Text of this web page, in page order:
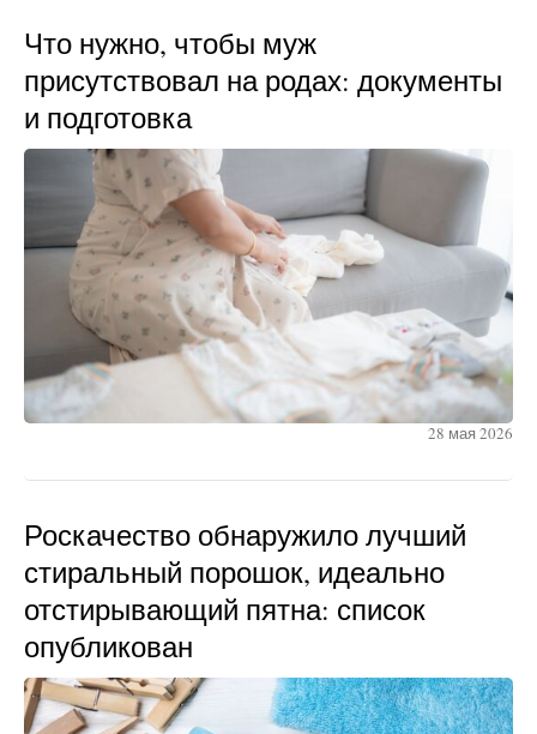
Что нужно, чтобы муж
присутствовал на родах: документы
и подготовка
28 мая 2026
Роскачество обнаружило лучший
стиральный порошок, идеально
отстирывающий пятна: список
опубликован